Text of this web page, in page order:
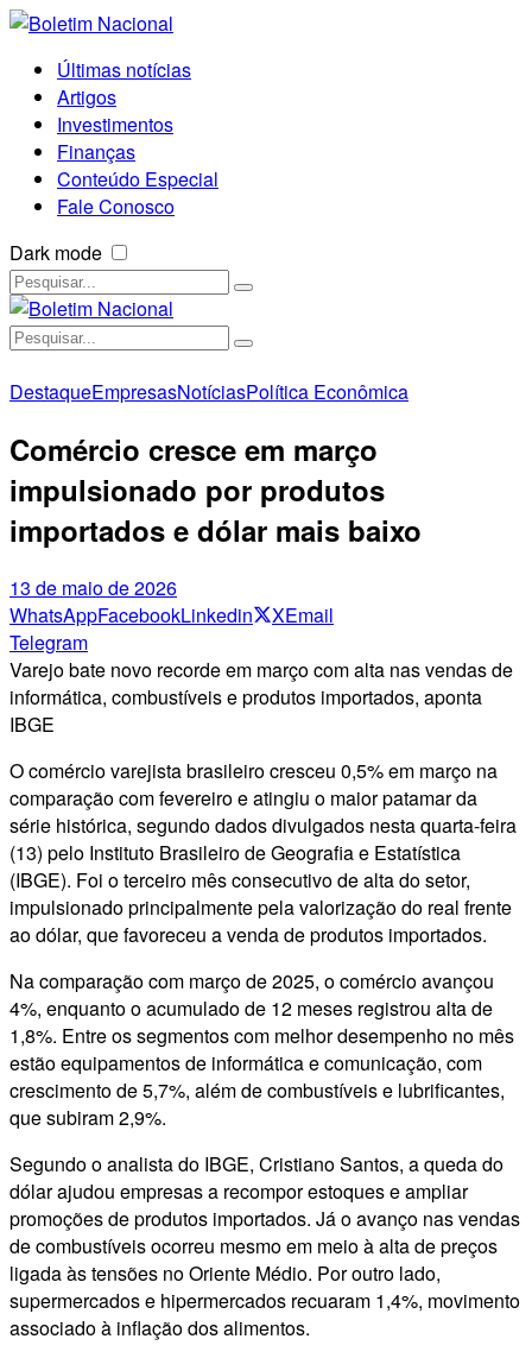
Últimas notícias
Artigos
Investimentos
Finanças
Conteúdo Especial
Fale Conosco
Dark mode
DestaqueEmpresasNotíciasPolítica Econômica
Comércio cresce em março
impulsionado por produtos
importados e dólar mais baixo
13 de maio de 2026
WhatsAppFacebookLinkedin XEmail
Telegram
Varejo bate novo recorde em março com alta nas vendas de
informática, combustíveis e produtos importados, aponta
IBGE
O comércio varejista brasileiro cresceu 0,5% em março na
comparação com fevereiro e atingiu o maior patamar da
série histórica, segundo dados divulgados nesta quarta-feira
(13) pelo Instituto Brasileiro de Geografia e Estatística
(IBGE). Foi o terceiro mês consecutivo de alta do setor,
impulsionado principalmente pela valorização do real frente
ao dólar, que favoreceu a venda de produtos importados.
Na comparação com março de 2025, o comércio avançou
4%, enquanto o acumulado de 12 meses registrou alta de
1,8%. Entre os segmentos com melhor desempenho no mês
estão equipamentos de informática e comunicação, com
crescimento de 5,7%, além de combustíveis e lubrificantes,
que subiram 2,9%.
Segundo o analista do IBGE, Cristiano Santos, a queda do
dólar ajudou empresas a recompor estoques e ampliar
promoções de produtos importados. Já o avanço nas vendas
de combustíveis ocorreu mesmo em meio à alta de preços
ligada às tensões no Oriente Médio. Por outro lado,
supermercados e hipermercados recuaram 1,4%, movimento
associado à inflação dos alimentos.